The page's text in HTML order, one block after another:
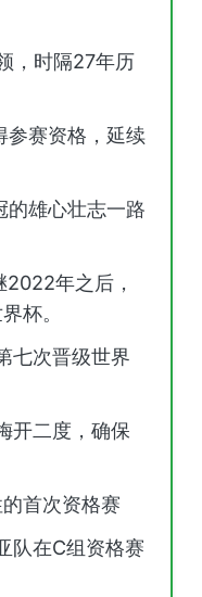
，时隔27年历
参赛资格，延续
的雄心壮志一路
2022年之后，
杯。
七次晋级世界
开二度，确保
首次资格赛
队在C组资格赛